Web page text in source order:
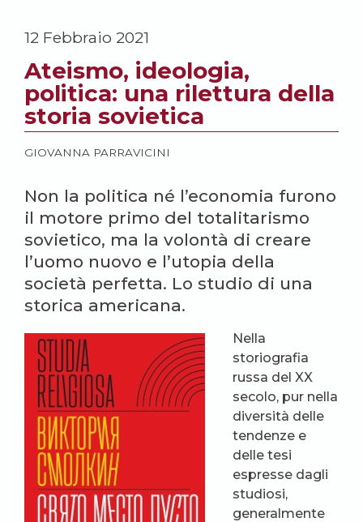
12 Febbraio 2021
Ateismo, ideologia,
politica: una rilettura della
storia sovietica
GIOVANNA PARRAVICINI
Non la politica né l’economia furono
il motore primo del totalitarismo
sovietico, ma la volontà di creare
l’uomo nuovo e l’utopia della
società perfetta. Lo studio di una
storica americana.
Nella
storiografia
russa del XX
secolo, pur nella
diversità delle
tendenze e
delle tesi
espresse dagli
studiosi,
generalmente